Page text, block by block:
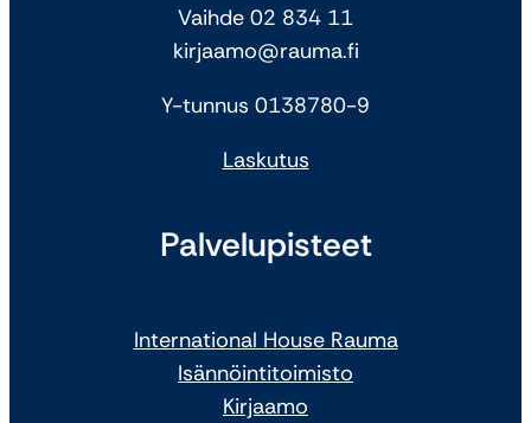
Vaihde 02 834 11
kirjaamo@rauma.fi
Y-tunnus 0138780-9
Laskutus
Palvelupisteet
International House Rauma
Isännöintitoimisto
Kirjaamo